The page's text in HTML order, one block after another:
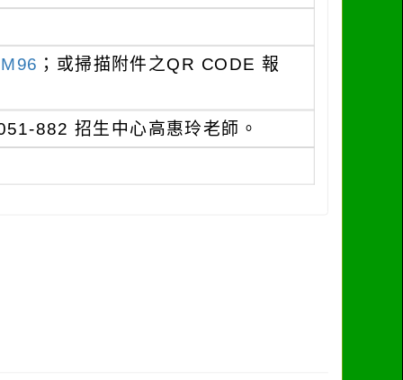
；或掃描附件之QR CODE 報
882 招生中心高惠玲老師。